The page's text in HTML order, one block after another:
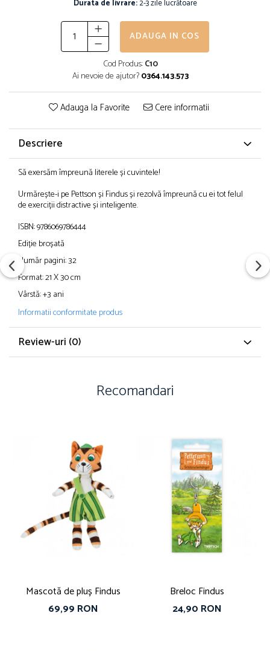
Durata de livrare:2-3 zile lucrătoare
ADAUGA IN COS
Cod Produs:C10
Ai nevoie de ajutor?0364.143.573
Adauga la Favorite Cere informatii
Descriere
Să exersăm împreună literele și cuvintele!
Urmărește-i pe Pettson și Findus și rezolvă împreună cu ei tot felul
de exerciții distractive și inteligente.
ISBN: 9786069786444
Ediție broșată
Număr pagini: 32
Format: 21 X 30 cm
Vârstă: +3 ani
Informatii conformitate produs
Review-uri (0)
Recomandari
Mascotă de pluș Findus
69,99 RON
Breloc Findus
24,90 RON